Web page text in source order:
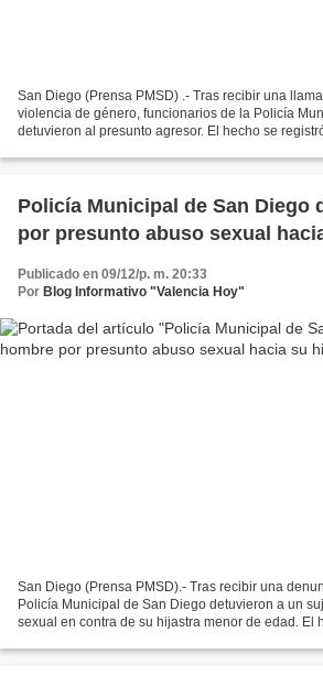
San Diego (Prensa PMSD) .- Tras recibir una
violencia de género, funcionarios de la Policía
detuvieron al presunto agresor. El hecho se
Policía Municipal de San Diego
por presunto abuso sexual
Publicado en 09/12/p. m. 20:33
Por Blog Informativo "Valencia Hoy"
San Diego (Prensa PMSD).- Tras recibir una
Policía Municipal de San Diego detuvieron a un
sexual en contra de su hijastra menor de edad. El